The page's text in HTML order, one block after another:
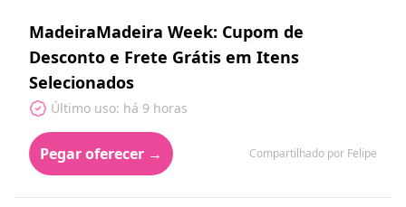
MadeiraMadeira Week: Cupom de
Desconto e Frete Grátis em Itens
Selecionados
Último uso: há 9 horas
Pegar oferecer → Compartilhado por Felipe